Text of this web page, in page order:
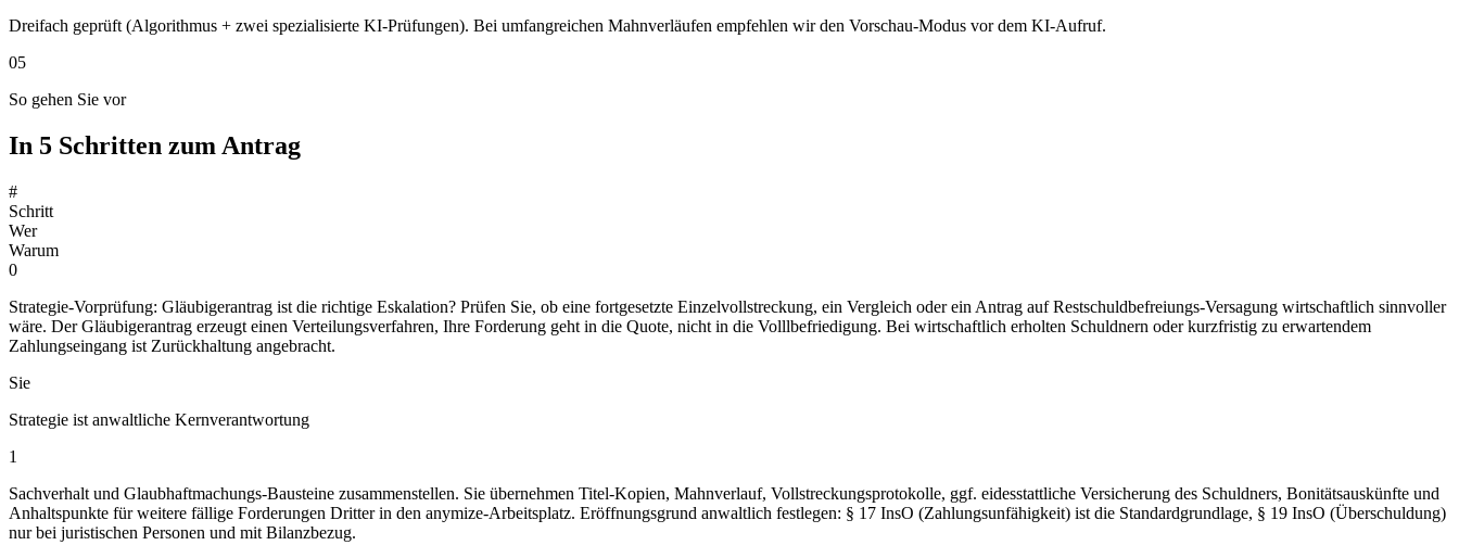
Dreifach geprüft (Algorithmus + zwei spezialisierte KI-Prüfungen). Bei umfangreichen Mahnverläufen empfehlen wir den Vorschau-Modus vor dem KI-Aufruf.
05
So gehen Sie vor
In 5 Schritten zum Antrag
#
Schritt
Wer
Warum
0
Strategie-Vorprüfung: Gläubigerantrag ist die richtige Eskalation? Prüfen Sie, ob eine fortgesetzte Einzelvollstreckung, ein Vergleich oder ein Antrag auf Restschuldbefreiungs-Versagung wirtschaftlich sinnvoller
wäre. Der Gläubigerantrag erzeugt einen Verteilungsverfahren, Ihre Forderung geht in die Quote, nicht in die Volllbefriedigung. Bei wirtschaftlich erholten Schuldnern oder kurzfristig zu erwartendem
Zahlungseingang ist Zurückhaltung angebracht.
Sie
Strategie ist anwaltliche Kernverantwortung
1
Sachverhalt und Glaubhaftmachungs-Bausteine zusammenstellen. Sie übernehmen Titel-Kopien, Mahnverlauf, Vollstreckungsprotokolle, ggf. eidesstattliche Versicherung des Schuldners, Bonitätsauskünfte und
Anhaltspunkte für weitere fällige Forderungen Dritter in den anymize-Arbeitsplatz. Eröffnungsgrund anwaltlich festlegen: § 17 InsO (Zahlungsunfähigkeit) ist die Standardgrundlage, § 19 InsO (Überschuldung)
nur bei juristischen Personen und mit Bilanzbezug.